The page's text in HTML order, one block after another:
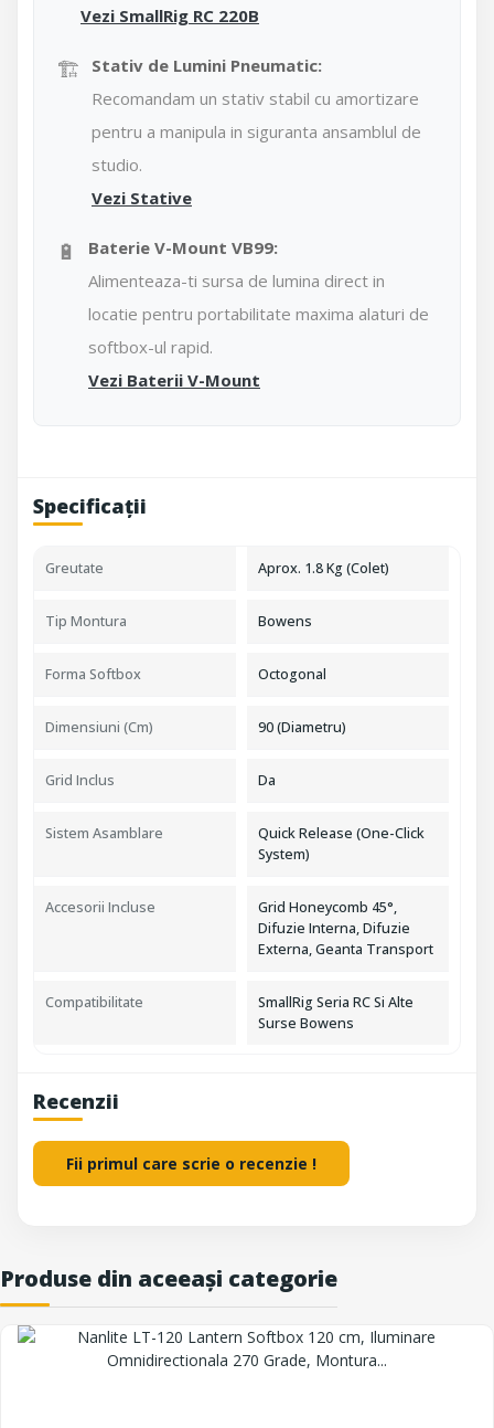
Vezi SmallRig RC 220B
🏗️
Stativ de Lumini Pneumatic:
Recomandam un stativ stabil cu amortizare
pentru a manipula in siguranta ansamblul de
studio.
Vezi Stative
🔋
Baterie V-Mount VB99:
Alimenteaza-ti sursa de lumina direct in
locatie pentru portabilitate maxima alaturi de
softbox-ul rapid.
Vezi Baterii V-Mount
Specificații
Greutate Aprox. 1.8 Kg (Colet)
Tip Montura Bowens
Forma Softbox Octogonal
Dimensiuni (cm) 90 (Diametru)
Grid Inclus Da
Sistem Asamblare
Quick Release (One-Click
System)
Accesorii Incluse
Grid Honeycomb 45°,
Difuzie Interna, Difuzie
Externa, Geanta Transport
Compatibilitate
SmallRig Seria RC Si Alte
Surse Bowens
Recenzii
Fii primul care scrie o recenzie !
Produse din aceeași categorie